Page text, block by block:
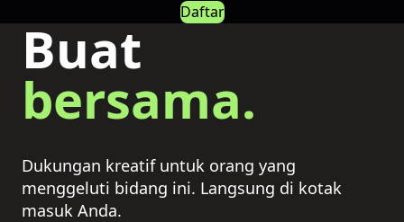
Daftar
Buat
bersama.
Dukungan kreatif untuk orang yang
menggeluti bidang ini. Langsung di kotak
masuk Anda.